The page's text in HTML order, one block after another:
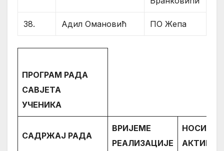
38. Адил Омановић ПО Жепа
ПРОГРАМ РАДА
САВЈЕТА
УЧЕНИКА
САДРЖАЈ РАДА
ВРИЈЕМЕ
РЕАЛИЗАЦИЈЕ